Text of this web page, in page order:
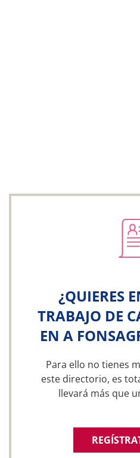
¿QUIERES
TRABAJO DE
EN A
Para ello no tienes
este directorio, es
llevará más que